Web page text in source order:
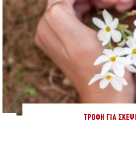
ΤΡΟΦΉ ΓΙΑ